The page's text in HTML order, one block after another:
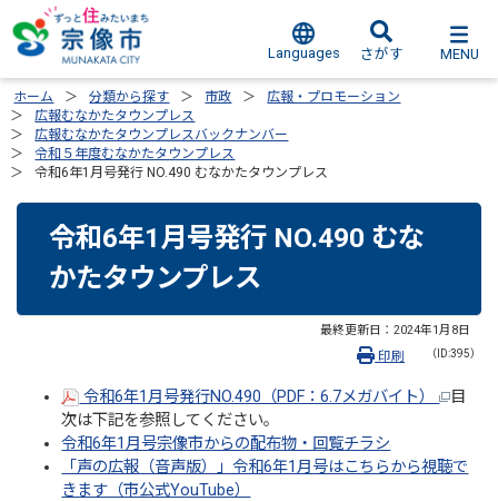
Languages さがす MENU
ホーム 分類から探す 市政
広報・プロモーション
広報むなかたタウンプレス
広報むなかたタウンプレスバックナンバー
令和５年度むなかたタウンプレス
令和6年1月号発行 NO.490 むなかたタウンプレス
令和6年1月号発行 NO.490 むな
かたタウンプレス
最終更新日： 2024年1月8日
（ID:395）
印刷
令和6年1月号発行NO.490（PDF：6.7メガバイト）
目
次は下記を参照してください。
令和6年1月号宗像市からの配布物・回覧チラシ
「声の広報（音声版）」令和6年1月号はこちらから視聴で
きます（市公式YouTube）